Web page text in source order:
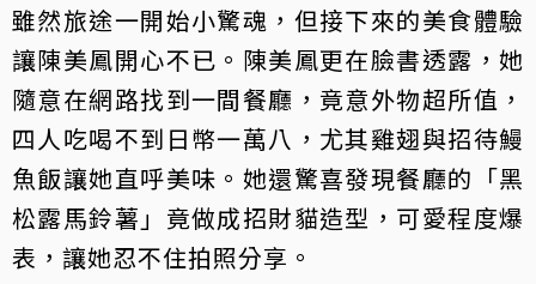
雖然旅途一開始小驚魂，但接下來的美食體驗
讓陳美鳳開心不已。陳美鳳更在臉書透露，她
隨意在網路找到一間餐廳，竟意外物超所值，
四人吃喝不到日幣一萬八，尤其雞翅與招待鰻
魚飯讓她直呼美味。她還驚喜發現餐廳的「黑
松露馬鈴薯」竟做成招財貓造型，可愛程度爆
表，讓她忍不住拍照分享。